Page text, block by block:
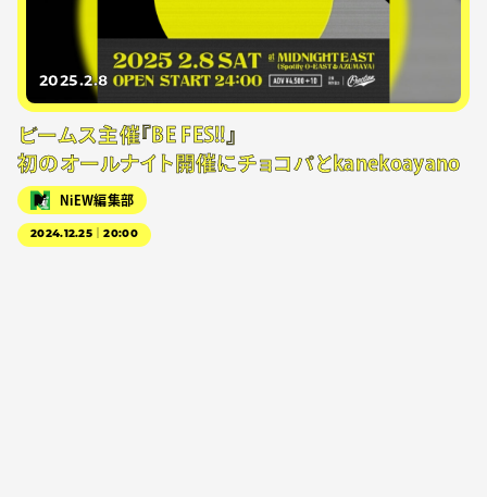
2025.2.8
ビームス主催『BE FES!!』
初のオールナイト開催にチョコパとkanekoayano
NiEW編集部
2024.12.25｜20:00